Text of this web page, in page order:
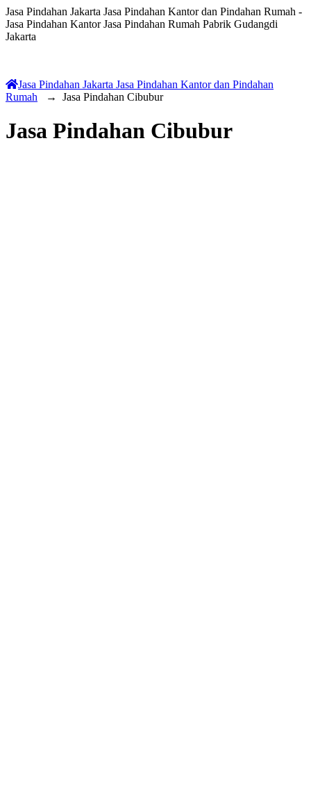
Jasa Pindahan Jakarta Jasa Pindahan Kantor dan Pindahan Rumah -
Jasa Pindahan Kantor Jasa Pindahan Rumah Pabrik Gudangdi
Jakarta
Jasa Pindahan Jakarta Jasa Pindahan Kantor dan Pindahan
Rumah
→ Jasa Pindahan Cibubur
Jasa Pindahan Cibubur